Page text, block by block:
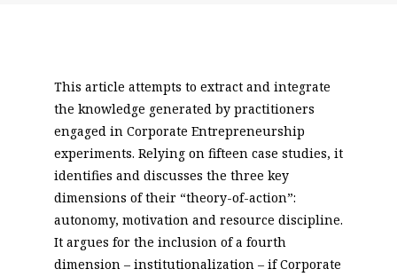
This article attempts to extract and integrate
the knowledge generated by practitioners
engaged in Corporate Entrepreneurship
experiments. Relying on fifteen case studies, it
identifies and discusses the three key
dimensions of their “theory-of-action”:
autonomy, motivation and resource discipline.
It argues for the inclusion of a fourth
dimension – institutionalization – if Corporate